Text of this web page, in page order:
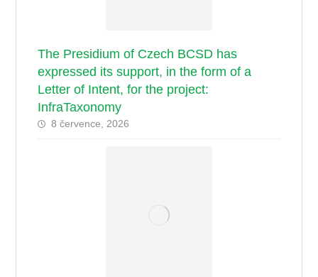
The Presidium of Czech BCSD has
expressed its support, in the form of a
Letter of Intent, for the project:
InfraTaxonomy
8 července, 2026